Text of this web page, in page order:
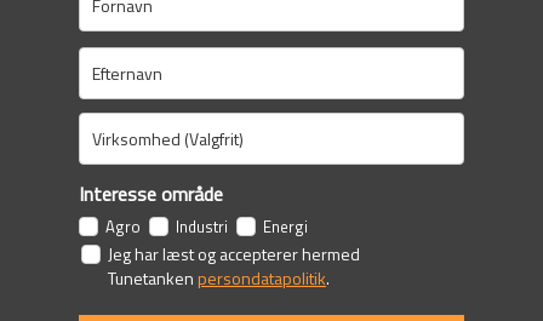
Interesse område
Agro Industri Energi
Jeg har læst og accepterer hermed
Tunetankenpersondatapolitik.